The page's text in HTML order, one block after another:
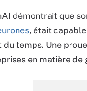
démontrait que
, était
temps. Une
en matière de